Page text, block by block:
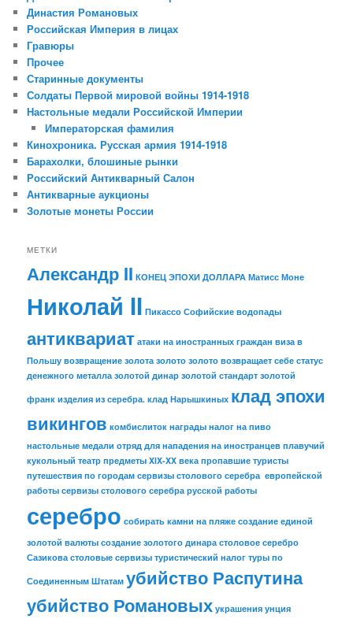
Династия Романовых
Российская Империя в лицах
Гравюры
Прочее
Старинные документы
Солдаты Первой мировой войны 1914-1918
Настольные медали Российской Империи
Императорская фамилия
Кинохроника. Русская армия 1914-1918
Барахолки, блошиные рынки
Российский Антикварный Салон
Антикварные аукционы
Золотые монеты России
МЕТКИ
Александр II КОНЕЦ ЭПОХИ ДОЛЛАРА Матисс Моне
Николай II Пикассо Софийские водопады
антиквариат атаки на иностранных граждан виза в
Польшу возвращение золота золото золото возвращает себе статус
денежного металла золотой динар золотой стандарт золотой
франк изделия из серебра. клад Нарышкиных клад эпохи
викингов комбислиток награды налог на пиво
настольные медали отряд для нападения на иностранцев плавучий
кукольный театр предметы XIX-XX века пропавшие туристы
путешествия по городам сервизы столового серебра европейской
работы сервизы столового серебра русской работы
серебро собирать камни на пляже создание единой
золотой валюты создание золотого динара столовое серебро
Сазикова столовые сервизы туристический налог туры по
Соединенным Штатам убийство Распутина
убийство Романовых украшения унция